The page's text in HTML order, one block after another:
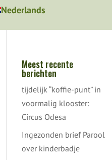
Nederlands
Meest recente
berichten
tijdelijk “koffie-punt” in
voormalig klooster:
Circus Odesa
Ingezonden brief Parool
over kinderbadje